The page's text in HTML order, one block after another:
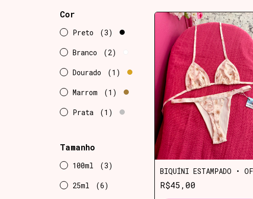
Cor
Preto (3)
Branco (2)
Dourado (1)
Marrom (1)
Prata (1)
Tamanho
100ml (3)
25ml (6)
BIQUÍNI ESTAMPADO •
R$45,00